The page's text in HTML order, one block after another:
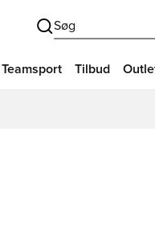
Søg
Teamsport Tilbud